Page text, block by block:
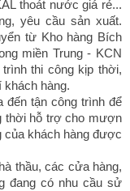
thoát nước giá rẻ...
yêu cầu sản xuất.
từ Kho hàng Bích
miền Trung - KCN
thi công kịp thời,
khách hàng.
đến tận công trình để
thời hỗ trợ cho mượn
của khách hàng được
thầu, các cửa hàng,
đang có nhu cầu sử